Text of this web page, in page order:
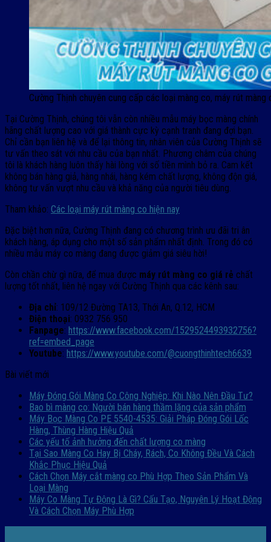
Cường Thịnh chuyên cung cấp các loại màng co, máy rút
Tại Cường Thịnh, chúng tôi vẫn còn nhiều mẫu máy bọc màng chính
hãng chất lượng cao với giá thành cực kỳ cạnh tranh đang đợi bạn.
Chỉ cần bạn liên hệ và để lại thông tin, nhân viên của Cường Thịnh sẽ
tư vấn theo sát với nhu cầu của bạn nhất. Phương châm của chúng
tôi là khách hàng luôn thấy hài lòng với số tiền mình bỏ ra. Cam kết
không bán hàng giả, hàng nhái, hàng kém chất lượng, không độn giá,
không tư vấn vượt nhu cầu và khả năng của người tiêu dùng.
Tham khảo: Các loại máy rút màng co hiện nay
Đặc biệt hơn nữa, Cường Thịnh đang có chương trình ưu đãi tri ân
khách hàng, áp dụng cho một số sản phẩm nhất định. Trong đó có
nhiều mẫu máy co màng đang được giảm giá siêu hời!
Còn chần chừ gì nữa, để mua được máy rút màng co giá rẻ chất
lượng tốt nhất, liên hệ ngay với Cường Thịnh qua các kênh sau:
Địa chỉ: 109/12 Đường TA13, Thới An, Q.12, HCM
Điện thoại: 0932 756 950
Fanpage: https://www.facebook.com/1529524493932756?
ref=embed_page
Youtube: https://www.youtube.com/@cuongthinhtech6639
Bài viết mới
Máy Đóng Gói Màng Co Công Nghiệp: Khi Nào Nên Đầu Tư?
Bao bì màng co: Người bán hàng thầm lặng của sản phẩm
Máy Bọc Màng Co PE 5540-4535: Giải Pháp Đóng Gói Lốc
Hàng, Thùng Hàng Hiệu Quả
Các yếu tố ảnh hưởng đến chất lượng co màng
Tại Sao Màng Co Hay Bị Cháy, Rách, Co Không Đều Và Cách
Khắc Phục Hiệu Quả
Cách Chọn Máy cắt màng co Phù Hợp Theo Sản Phẩm Và
Loại Màng
Máy Co Màng Tự Động Là Gì? Cấu Tạo, Nguyên Lý Hoạt Động
Và Cách Chọn Máy Phù Hợp